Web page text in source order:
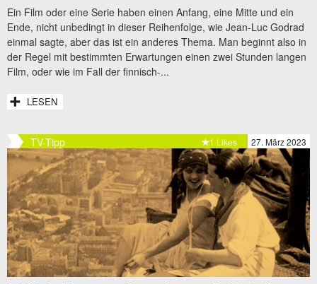
Ein Film oder eine Serie haben einen Anfang, eine Mitte und ein
Ende, nicht unbedingt in dieser Reihenfolge, wie Jean-Luc Godrad
einmal sagte, aber das ist ein anderes Thema. Man beginnt also in
der Regel mit bestimmten Erwartungen einen zwei Stunden langen
Film, oder wie im Fall der finnisch-...
LESEN
TV-Tipp 27. März 2023
1 Likes